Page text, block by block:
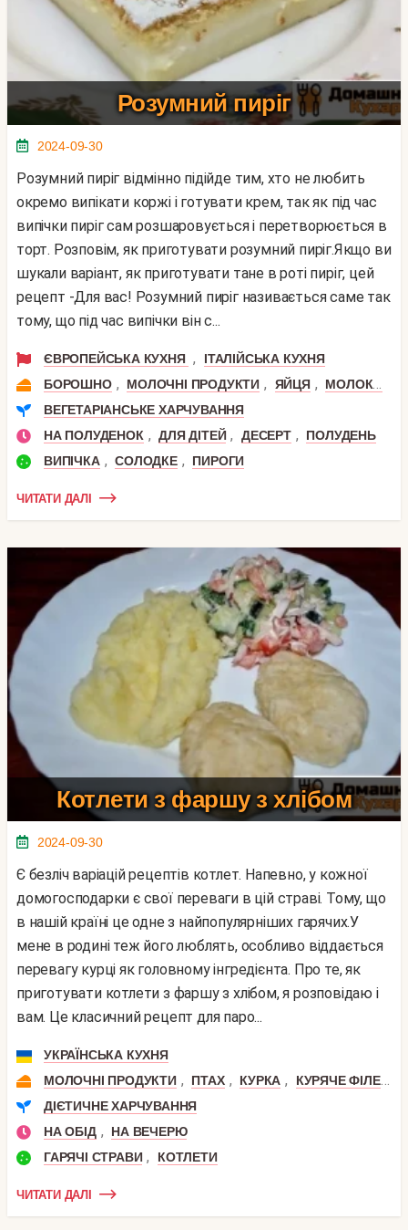
Розумний пиріг
2024-09-30
Розумний пиріг відмінно підійде тим, хто не любить
окремо випікати коржі і готувати крем, так як під час
випічки пиріг сам розшаровується і перетворюється в
торт. Розповім, як приготувати розумний пиріг.Якщо ви
шукали варіант, як приготувати тане в роті пиріг, цей
рецепт -Для вас! Розумний пиріг називається саме так
тому, що під час випічки він с...
ЄВРОПЕЙСЬКА КУХНЯ ,
ІТАЛІЙСЬКА КУХНЯ
БОРОШНО , МОЛОЧНІ ПРОДУКТИ , ЯЙЦЯ , МОЛОКО
ВЕГЕТАРІАНСЬКЕ ХАРЧУВАННЯ
НА ПОЛУДЕНОК , ДЛЯ ДІТЕЙ , ДЕСЕРТ ,
ПОЛУДЕНЬ
ВИПІЧКА , СОЛОДКЕ , ПИРОГИ
ЧИТАТИ ДАЛІ
Котлети з фаршу з хлібом
2024-09-30
Є безліч варіацій рецептів котлет. Напевно, у кожної
домогосподарки є свої переваги в цій страві. Тому, що
в нашій країні це одне з найпопулярніших гарячих.У
мене в родині теж його люблять, особливо віддається
перевагу курці як головному інгредієнта. Про те, як
приготувати котлети з фаршу з хлібом, я розповідаю і
вам. Це класичний рецепт для паро...
УКРАЇНСЬКА КУХНЯ
МОЛОЧНІ ПРОДУКТИ , ПТАХ , КУРКА , КУРЯЧЕ ФІЛЕ ,
ДІЄТИЧНЕ ХАРЧУВАННЯ
НА ОБІД ,
НА ВЕЧЕРЮ
ГАРЯЧІ СТРАВИ , КОТЛЕТИ
ЧИТАТИ ДАЛІ